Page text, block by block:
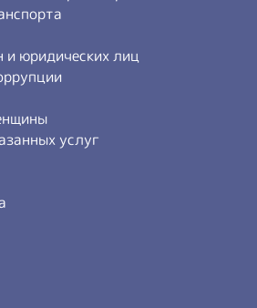
юридических лиц
услуг